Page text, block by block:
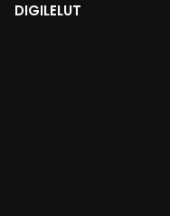
DIGILELUT